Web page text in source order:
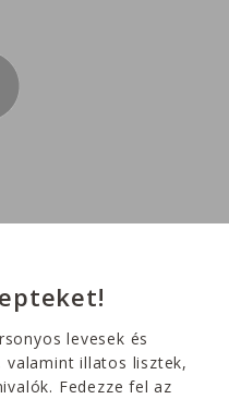
levesek és
valamint illatos lisztek,
Fedezze fel az